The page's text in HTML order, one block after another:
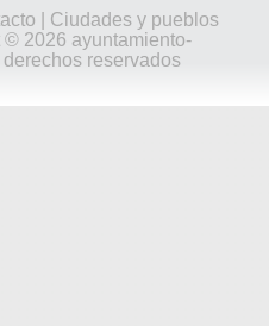
Ciudades y pueblos
© 2026 ayuntamiento-
reservados